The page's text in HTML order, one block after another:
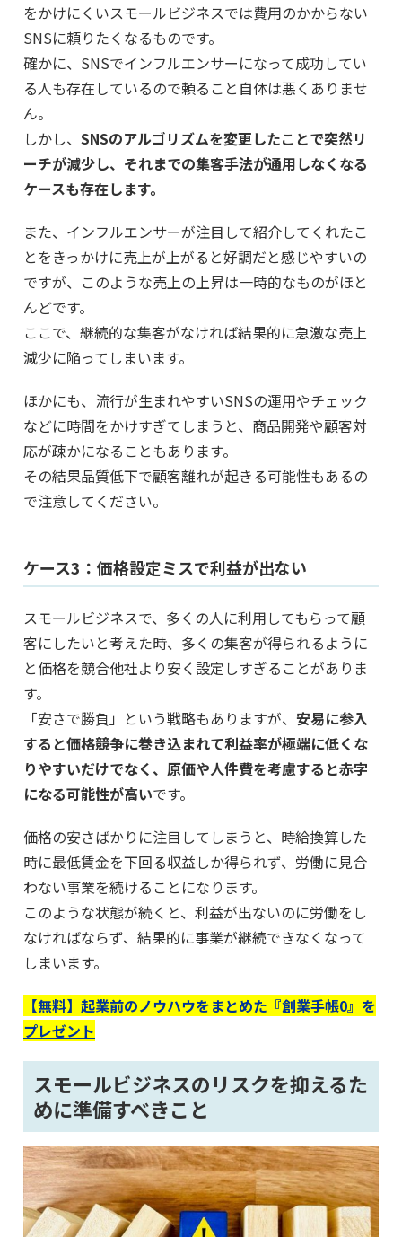
をかけにくいスモールビジネスでは費用のかからない
SNSに頼りたくなるものです。
確かに、SNSでインフルエンサーになって成功してい
る人も存在しているので頼ること自体は悪くありませ
ん。
しかし、 SNSのアルゴリズムを変更したことで突然リ
ーチが減少し、それまでの集客手法が通用しなくなる
ケースも存在します。
また、インフルエンサーが注目して紹介してくれたこ
とをきっかけに売上が上がると好調だと感じやすいの
ですが、このような売上の上昇は一時的なものがほと
んどです。
ここで、継続的な集客がなければ結果的に急激な売上
減少に陥ってしまいます。
ほかにも、流行が生まれやすいSNSの運用やチェック
などに時間をかけすぎてしまうと、商品開発や顧客対
応が疎かになることもあります。
その結果品質低下で顧客離れが起きる可能性もあるの
で注意してください。
ケース3：価格設定ミスで利益が出ない
スモールビジネスで、多くの人に利用してもらって顧
客にしたいと考えた時、多くの集客が得られるように
と価格を競合他社より安く設定しすぎることがありま
す。
「安さで勝負」という戦略もありますが、 安易に参入
すると価格競争に巻き込まれて利益率が極端に低くな
りやすいだけでなく、原価や人件費を考慮すると赤字
になる可能性が高いです。
価格の安さばかりに注目してしまうと、時給換算した
時に最低賃金を下回る収益しか得られず、労働に見合
わない事業を続けることになります。
このような状態が続くと、利益が出ないのに労働をし
なければならず、結果的に事業が継続できなくなって
しまいます。
【無料】起業前のノウハウをまとめた『創業手帳0』を
プレゼント
スモールビジネスのリスクを抑えるた
めに準備すべきこと